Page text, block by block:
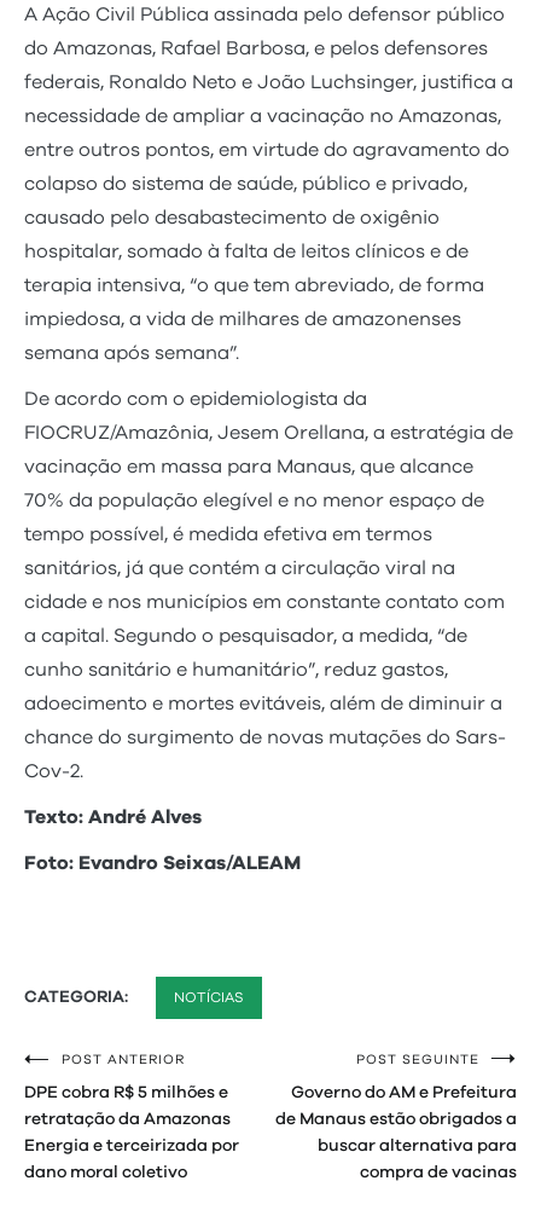
A Ação Civil Pública assinada pelo defensor público
do Amazonas, Rafael Barbosa, e pelos defensores
federais, Ronaldo Neto e João Luchsinger, justifica a
necessidade de ampliar a vacinação no Amazonas,
entre outros pontos, em virtude do agravamento do
colapso do sistema de saúde, público e privado,
causado pelo desabastecimento de oxigênio
hospitalar, somado à falta de leitos clínicos e de
terapia intensiva, “o que tem abreviado, de forma
impiedosa, a vida de milhares de amazonenses
semana após semana”.
De acordo com o epidemiologista da
FIOCRUZ/Amazônia, Jesem Orellana, a estratégia de
vacinação em massa para Manaus, que alcance
70% da população elegível e no menor espaço de
tempo possível, é medida efetiva em termos
sanitários, já que contém a circulação viral na
cidade e nos municípios em constante contato com
a capital. Segundo o pesquisador, a medida, “de
cunho sanitário e humanitário”, reduz gastos,
adoecimento e mortes evitáveis, além de diminuir a
chance do surgimento de novas mutações do Sars-
Cov-2.
Texto: André Alves
Foto: Evandro Seixas/ALEAM
CATEGORIA: NOTÍCIAS
Navegação
de
Post
POST ANTERIOR
DPE cobra R$ 5 milhões e
retratação da Amazonas
Energia e terceirizada por
dano moral coletivo
POST SEGUINTE
Governo do AM e Prefeitura
de Manaus estão obrigados a
buscar alternativa para
compra de vacinas